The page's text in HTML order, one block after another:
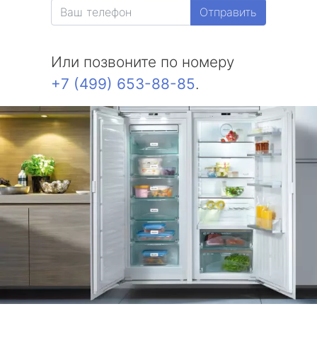
Отправить
Или позвоните по номеру
+7 (499) 653-88-85.